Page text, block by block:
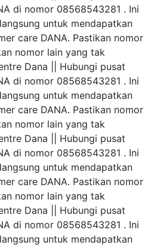
di nomor 08568543281 . Ini
untuk mendapatkan
care DANA. Pastikan nomor
nomor lain yang tak
Dana || Hubungi pusat
di nomor 08568543281 . Ini
untuk mendapatkan
care DANA. Pastikan nomor
nomor lain yang tak
Dana || Hubungi pusat
di nomor 08568543281 . Ini
untuk mendapatkan
care DANA. Pastikan nomor
nomor lain yang tak
Dana || Hubungi pusat
di nomor 08568543281 . Ini
untuk mendapatkan